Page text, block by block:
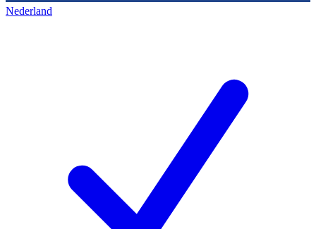
Nederland